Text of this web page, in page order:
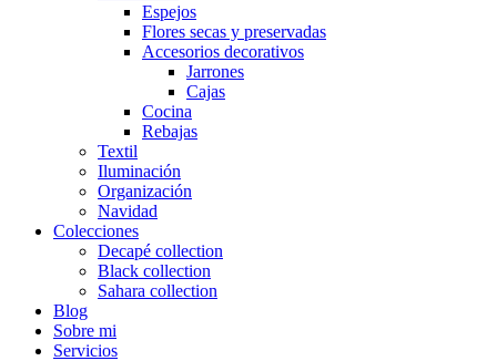
Espejos
Flores secas y preservadas
Accesorios decorativos
Jarrones
Cajas
Cocina
Rebajas
Textil
Iluminación
Organización
Navidad
Colecciones
Decapé collection
Black collection
Sahara collection
Blog
Sobre mi
Servicios